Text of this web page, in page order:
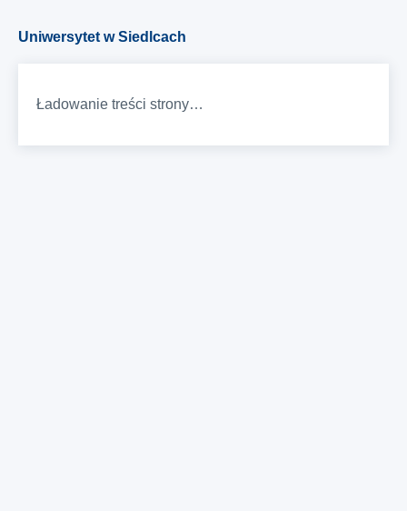
Uniwersytet w Siedlcach
Ładowanie treści strony…